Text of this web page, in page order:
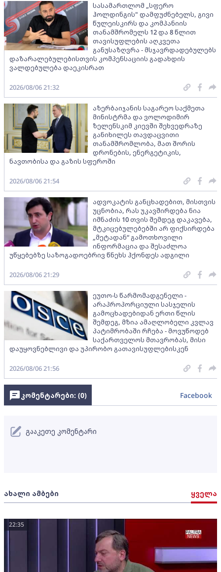
სასამართლომ „სფერო
ჰოლდინგის" დამფუძნებელს, გივი
წულეისკირს და კომპანიის
თანამშრომელს 12 და 8 წლით
თავისუფლების აღკვეთა
განუსაზღვრა - მსჯავრდადებულებს
დაზარალებულებისთვის კომპენსაციის გადახდის
ვალდებულება დაეკისრათ
2026/08/06 21:32
აზერბაიჯანის საგარეო საქმეთა
მინისტრმა და ვოლოდიმირ
ზელენსკიმ კიევში შეხვედრაზე
განიხილეს თავდაცვითი
თანამშრომლობა, მათ შორის
დრონების, ენერგეტიკის,
ნავთობისა და გაზის სფეროში
2026/08/06 21:54
ადვოკატის განცხადებით, მისთვის
უცნობია, რას უკავშირდება ნია
იმნაძის 10 თვის შემდეგ დაკავება,
მტკიცებულებებში არ ფიქსირდება
„მეტადან“ გამოთხოვილი
ინფორმაცია და შესაძლოა
უწყებებზე საზოგადოებრივ წნეხს ჰქონდეს ადგილი
2026/08/06 21:29
ეუთო-ს წარმომადგენელი -
არაპროპორციული სასჯელის
გამოცხადებიდან ერთი წლის
შემდეგ, მზია ამაღლობელი კვლავ
პატიმრობაში რჩება - მოვუწოდებ
საქართველოს მთავრობას, მისი
დაუყოვნებლივი და უპირობო გათავისუფლებისკენ
2026/08/06 21:56
ახალი ამბები ყველა
22:35
კომენტარები: (0) Facebook
გააკეთე კომენტარი